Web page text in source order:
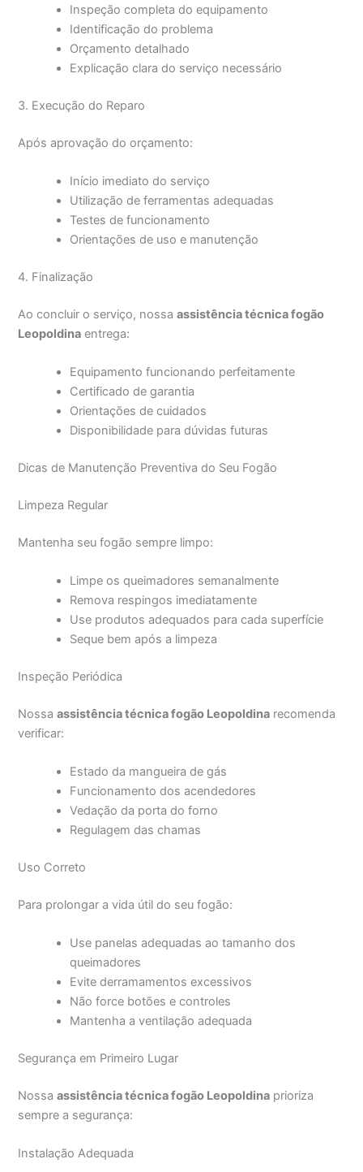
Inspeção completa do equipamento
Identificação do problema
Orçamento detalhado
Explicação clara do serviço necessário
3. Execução do Reparo
Após aprovação do orçamento:
Início imediato do serviço
Utilização de ferramentas adequadas
Testes de funcionamento
Orientações de uso e manutenção
4. Finalização
Ao concluir o serviço, nossaassistência técnica fogão
Leopoldina entrega:
Equipamento funcionando perfeitamente
Certificado de garantia
Orientações de cuidados
Disponibilidade para dúvidas futuras
Dicas de Manutenção Preventiva do Seu Fogão
Limpeza Regular
Mantenha seu fogão sempre limpo:
Limpe os queimadores semanalmente
Remova respingos imediatamente
Use produtos adequados para cada superfície
Seque bem após a limpeza
Inspeção Periódica
Nossaassistência técnica fogão Leopoldina recomenda
verificar:
Estado da mangueira de gás
Funcionamento dos acendedores
Vedação da porta do forno
Regulagem das chamas
Uso Correto
Para prolongar a vida útil do seu fogão:
Use panelas adequadas ao tamanho dos
queimadores
Evite derramamentos excessivos
Não force botões e controles
Mantenha a ventilação adequada
Segurança em Primeiro Lugar
Nossaassistência técnica fogão Leopoldina prioriza
sempre a segurança:
Instalação Adequada